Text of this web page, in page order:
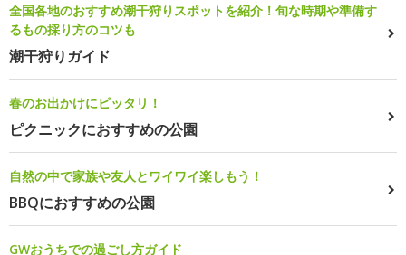
全国各地のおすすめ潮干狩りスポットを紹介！旬な時期や準備す
るもの採り方のコツも
潮干狩りガイド
春のお出かけにピッタリ！
ピクニックにおすすめの公園
自然の中で家族や友人とワイワイ楽しもう！
BBQにおすすめの公園
GWおうちでの過ごし方ガイド